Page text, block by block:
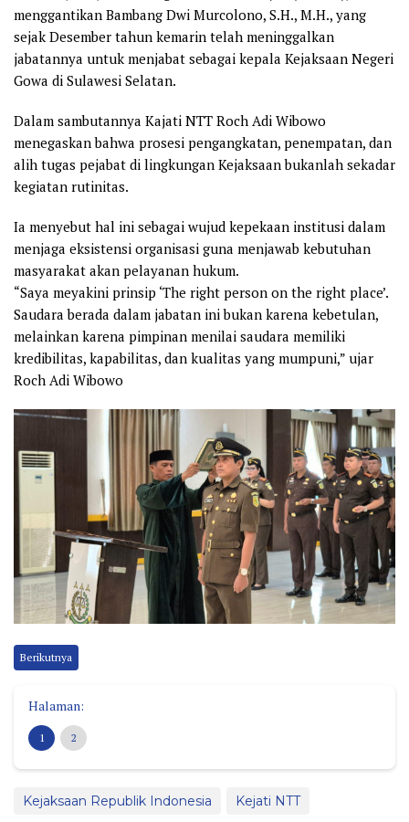
menggantikan Bambang Dwi Murcolono, S.H., M.H., yang
sejak Desember tahun kemarin telah meninggalkan
jabatannya untuk menjabat sebagai kepala Kejaksaan Negeri
Gowa di Sulawesi Selatan.
Dalam sambutannya Kajati NTT Roch Adi Wibowo
menegaskan bahwa prosesi pengangkatan, penempatan, dan
alih tugas pejabat di lingkungan Kejaksaan bukanlah sekadar
kegiatan rutinitas.
Ia menyebut hal ini sebagai wujud kepekaan institusi dalam
menjaga eksistensi organisasi guna menjawab kebutuhan
masyarakat akan pelayanan hukum.
“Saya meyakini prinsip ‘The right person on the right place’.
Saudara berada dalam jabatan ini bukan karena kebetulan,
melainkan karena pimpinan menilai saudara memiliki
kredibilitas, kapabilitas, dan kualitas yang mumpuni,” ujar
Roch Adi Wibowo
Berikutnya
Halaman:
1 2
Kejaksaan Republik Indonesia Kejati NTT